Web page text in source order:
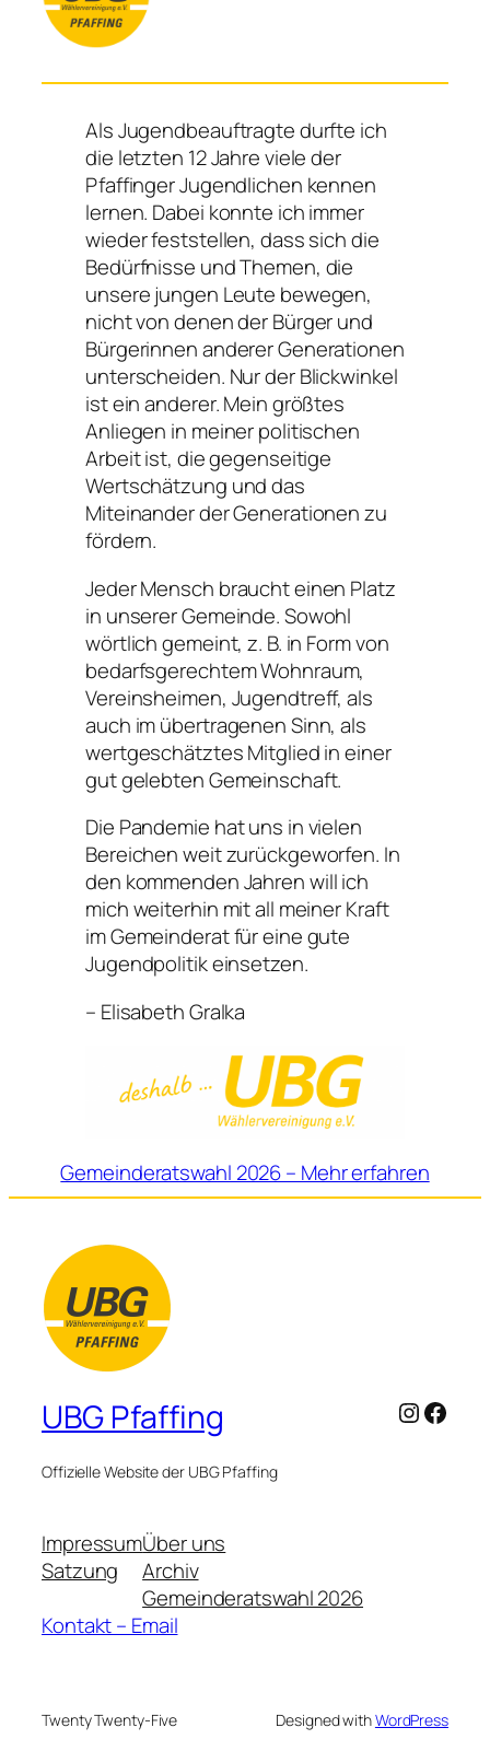
Als Jugendbeauftragte durfte ich
die letzten 12 Jahre viele der
Pfaffinger Jugendlichen kennen
lernen. Dabei konnte ich immer
wieder feststellen, dass sich die
Bedürfnisse und Themen, die
unsere jungen Leute bewegen,
nicht von denen der Bürger und
Bürgerinnen anderer Generationen
unterscheiden. Nur der Blickwinkel
ist ein anderer. Mein größtes
Anliegen in meiner politischen
Arbeit ist, die gegenseitige
Wertschätzung und das
Miteinander der Generationen zu
fördern.
Jeder Mensch braucht einen Platz
in unserer Gemeinde. Sowohl
wörtlich gemeint, z. B. in Form von
bedarfsgerechtem Wohnraum,
Vereinsheimen, Jugendtreff, als
auch im übertragenen Sinn, als
wertgeschätztes Mitglied in einer
gut gelebten Gemeinschaft.
Die Pandemie hat uns in vielen
Bereichen weit zurückgeworfen. In
den kommenden Jahren will ich
mich weiterhin mit all meiner Kraft
im Gemeinderat für eine gute
Jugendpolitik einsetzen.
– Elisabeth Gralka
Gemeinderatswahl 2026 – Mehr erfahren
UBG Pfaffing
Offizielle Website der UBG Pfaffing
Impressum
Satzung
Über uns
Archiv
Gemeinderatswahl 2026
Kontakt – Email
Twenty Twenty-Five Designed withWordPress